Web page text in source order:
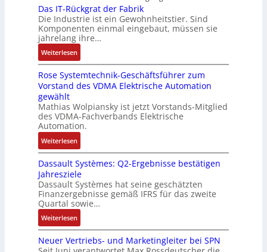
n
t
w
i
c
k
l
u
n
g
e
i
t
s
k
r
ä
f
t
e
d
i
e
r
t
m
M
a
s
c
h
i
n
e
n
-
A
n
l
a
g
e
n
b
l
o
s
e
M
u
l
t
t
u
r
n
-
K
i
t
E
n
c
d
r
b
e
s
s
e
r
t
L
a
s
e
r
t
r
i
a
n
g
Das IT-Rückgrat der Fabrik
Die Industrie ist ein Gewohnheitstier. Sind
Komponenten einmal eingebaut, müssen sie
jahrelang ihre…
Weiterlesen:
D
a
s
T
-
R
ü
c
k
g
r
a
t
d
e
r
Rose Systemtechnik-Geschäftsführer zum
Vorstand des VDMA Elektrische Automation
gewählt
Mathias Wolpiansky ist jetzt Vorstands-Mitglied
des VDMA-Fachverbands Elektrische
Automation.
Weiterlesen:
R
o
s
e
S
y
s
t
e
Dassault Systèmes: Q2-Ergebnisse bestätigen
Jahresziele
Dassault Systèmes hat seine geschätzten
Finanzergebnisse gemäß IFRS für das zweite
Quartal sowie…
Weiterlesen:
D
a
Neuer Vertriebs- und Marketingleiter bei SPN